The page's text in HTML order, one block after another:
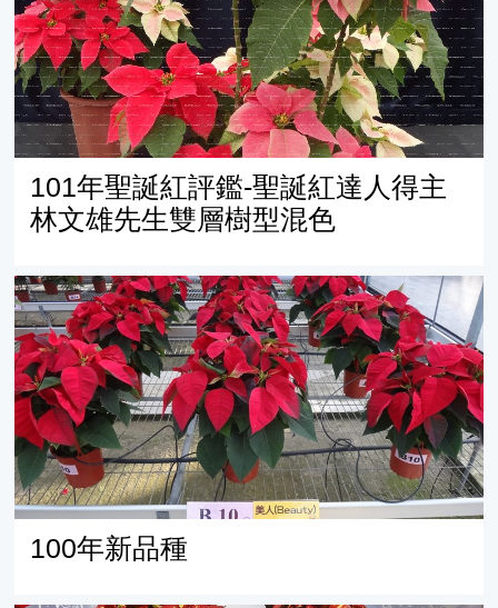
101年聖誕紅評鑑-聖誕紅達人得主
林文雄先生雙層樹型混色
100年新品種
100年新品種